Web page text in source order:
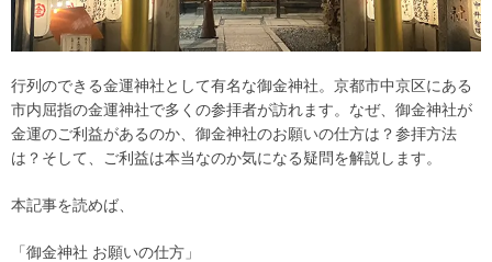
行列のできる金運神社として有名な御金神社。京都市中京区にある
市内屈指の金運神社で多くの参拝者が訪れます。なぜ、御金神社が
金運のご利益があるのか、御金神社のお願いの仕方は？参拝方法
は？そして、ご利益は本当なのか気になる疑問を解説します。
本記事を読めば、
「御金神社 お願いの仕方」